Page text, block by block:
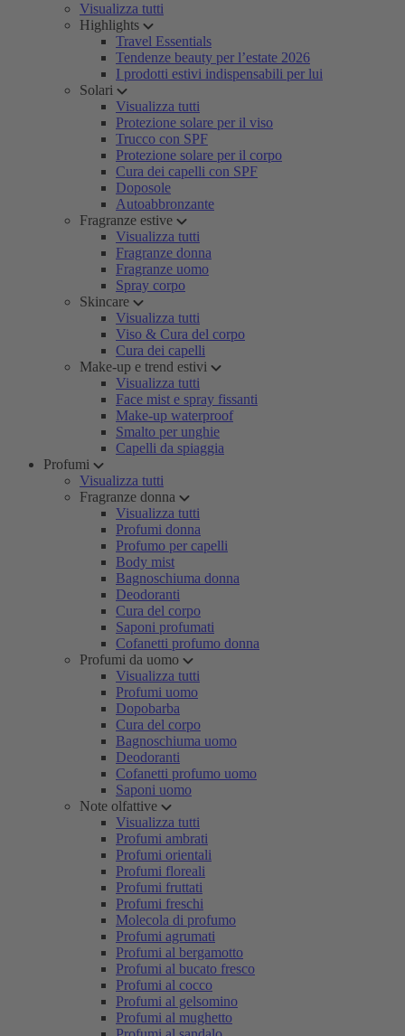
Visualizza tutti
Highlights
Travel Essentials
Tendenze beauty per l’estate 2026
I prodotti estivi indispensabili per lui
Solari
Visualizza tutti
Protezione solare per il viso
Trucco con SPF
Protezione solare per il corpo
Cura dei capelli con SPF
Doposole
Autoabbronzante
Fragranze estive
Visualizza tutti
Fragranze donna
Fragranze uomo
Spray corpo
Skincare
Visualizza tutti
Viso & Cura del corpo
Cura dei capelli
Make-up e trend estivi
Visualizza tutti
Face mist e spray fissanti
Make-up waterproof
Smalto per unghie
Capelli da spiaggia
Profumi
Visualizza tutti
Fragranze donna
Visualizza tutti
Profumi donna
Profumo per capelli
Body mist
Bagnoschiuma donna
Deodoranti
Cura del corpo
Saponi profumati
Cofanetti profumo donna
Profumi da uomo
Visualizza tutti
Profumi uomo
Dopobarba
Cura del corpo
Bagnoschiuma uomo
Deodoranti
Cofanetti profumo uomo
Saponi uomo
Note olfattive
Visualizza tutti
Profumi ambrati
Profumi orientali
Profumi floreali
Profumi fruttati
Profumi freschi
Molecola di profumo
Profumi agrumati
Profumi al bergamotto
Profumi al bucato fresco
Profumi al cocco
Profumi al gelsomino
Profumi al mughetto